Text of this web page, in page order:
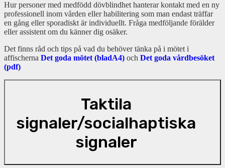
Hur personer med medfödd dövblindhet hanterar kontakt med en ny
professionell inom vården eller habilitering som man endast träffar
en gång eller sporadiskt är individuellt. Fråga medföljande förälder
eller assistent om du känner dig osäker.
Det finns råd och tips på vad du behöver tänka på i mötet i
affischerna Det goda mötet (bladA4) och Det goda vårdbesöket
(pdf)
Taktila
signaler/socialhaptiska
signaler